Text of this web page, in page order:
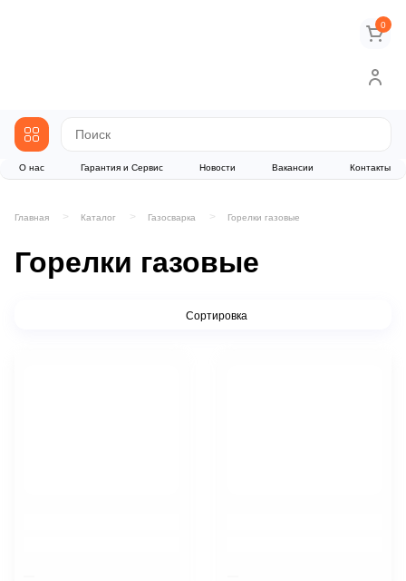
0
О нас Гарантия и Сервис Новости Вакансии Контакты
Главная Каталог Газосварка Горелки газовые
Горелки газовые
Сортировка